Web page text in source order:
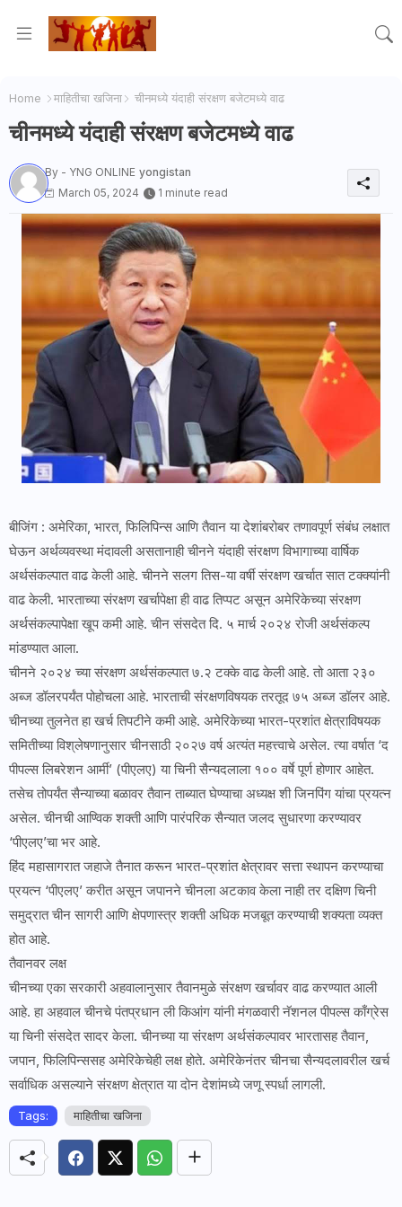
Home माहितीचा खजिना चीनमध्ये यंदाही संरक्षण बजेटमध्ये वाढ
चीनमध्ये यंदाही संरक्षण बजेटमध्ये वाढ
By - YNG ONLINE yongistan
March 05, 2024
1 minute read
बीजिंग : अमेरिका, भारत, फिलिपिन्स आणि तैवान या देशांबरोबर तणावपूर्ण संबंध लक्षात
घेऊन अर्थव्यवस्था मंदावली असतानाही चीनने यंदाही संरक्षण विभागाच्या वार्षिक
अर्थसंकल्पात वाढ केली आहे. चीनने सलग तिस-या वर्षी संरक्षण खर्चात सात टक्क्यांनी
वाढ केली. भारताच्या संरक्षण खर्चापेक्षा ही वाढ तिप्पट असून अमेरिकेच्या संरक्षण
अर्थसंकल्पापेक्षा खूप कमी आहे. चीन संसदेत दि. ५ मार्च २०२४ रोजी अर्थसंकल्प
मांडण्यात आला.
चीनने २०२४ च्या संरक्षण अर्थसंकल्पात ७.२ टक्के वाढ केली आहे. तो आता २३०
अब्ज डॉलरपर्यंत पोहोचला आहे. भारताची संरक्षणविषयक तरतूद ७५ अब्ज डॉलर आहे.
चीनच्या तुलनेत हा खर्च तिपटीने कमी आहे. अमेरिकेच्या भारत-प्रशांत क्षेत्राविषयक
समितीच्या विश्­लेषणानुसार चीनसाठी २०२७ वर्ष अत्यंत महत्त्वाचे असेल. त्या वर्षात ‘द
पीपल्स लिबरेशन आर्मी’ (पीएलए) या चिनी सैन्यदलाला १०० वर्षे पूर्ण होणार आहेत.
तसेच तोपर्यंत सैन्याच्या बळावर तैवान ताब्यात घेण्याचा अध्यक्ष शी जिनपिंग यांचा प्रयत्न
असेल. चीनची आण्विक शक्ती आणि पारंपरिक सैन्यात जलद सुधारणा करण्यावर
‘पीएलए’चा भर आहे.
हिंद महासागरात जहाजे तैनात करून भारत-प्रशांत क्षेत्रावर सत्ता स्थापन करण्याचा
प्रयत्न ‘पीएलए’ करीत असून जपानने चीनला अटकाव केला नाही तर दक्षिण चिनी
समुद्रात चीन सागरी आणि क्षेपणास्त्र शक्ती अधिक मजबूत करण्याची शक्यता व्यक्त
होत आहे.
तैवानवर लक्ष
चीनच्या एका सरकारी अहवालानुसार तैवानमुळे संरक्षण खर्चावर वाढ करण्यात आली
आहे. हा अहवाल चीनचे पंतप्रधान ली किआंग यांनी मंगळवारी नॅशनल पीपल्स काँग्रेस
या चिनी संसदेत सादर केला. चीनच्या या संरक्षण अर्थसंकल्पावर भारतासह तैवान,
जपान, फिलिपिन्ससह अमेरिकेचेही लक्ष होते. अमेरिकेनंतर चीनचा सैन्यदलावरील खर्च
सर्वाधिक असल्याने संरक्षण क्षेत्रात या दोन देशांमध्ये जणू स्पर्धा लागली.
Tags: माहितीचा खजिना